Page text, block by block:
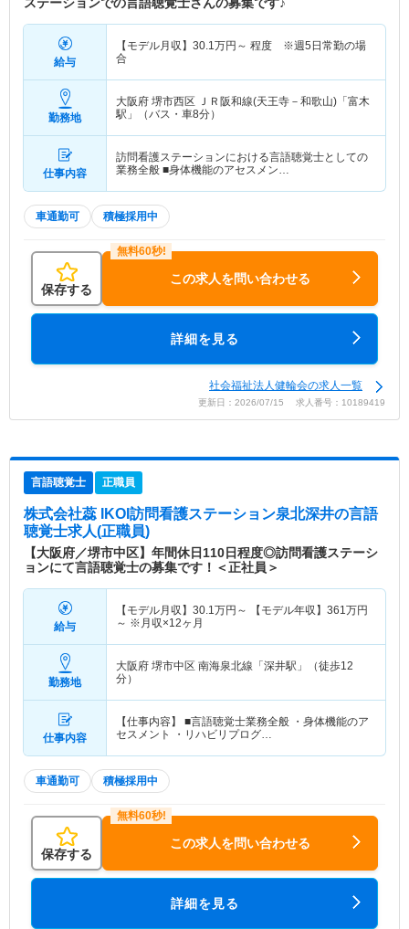
給与
【モデル月収】 30.1万円～ 程度 ※週5日常勤の場
合
勤務地
大阪府 堺市西区 ＪＲ阪和線(天王寺－和歌山)「富木
駅」（バス・車8分）
仕事内容
訪問看護ステーションにおける言語聴覚士としての
業務全般 ■身体機能のアセスメン…
車通勤可 積極採用中
保存する
この求人を問い合わせる
詳細を見る
社会福祉法人健輪会の求人一覧
更新日：2026/07/15 求人番号：10189419
言語聴覚士 正職員
株式会社蕊 IKOI訪問看護ステーション泉北深井の言語
聴覚士求人(正職員)
【大阪府／堺市中区】年間休日110日程度◎訪問看護ステーシ
ョンにて言語聴覚士の募集です！＜正社員＞
給与
【モデル月収】 30.1万円～ 【モデル年収】 361万円
～ ※月収×12ヶ月
勤務地
大阪府 堺市中区 南海泉北線「深井駅」（徒歩12
分）
仕事内容
【仕事内容】 ■言語聴覚士業務全般 ・身体機能のア
セスメント ・リハビリプログ…
車通勤可 積極採用中
保存する
この求人を問い合わせる
詳細を見る